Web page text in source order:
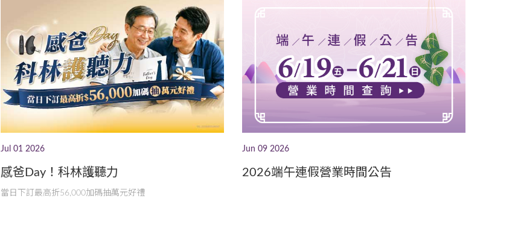
Jul 01 2026
感爸Day！科林護聽力
當日下訂最高折56,000加碼抽萬元好禮
Jun 09 2026
2026端午連假營業時間公告